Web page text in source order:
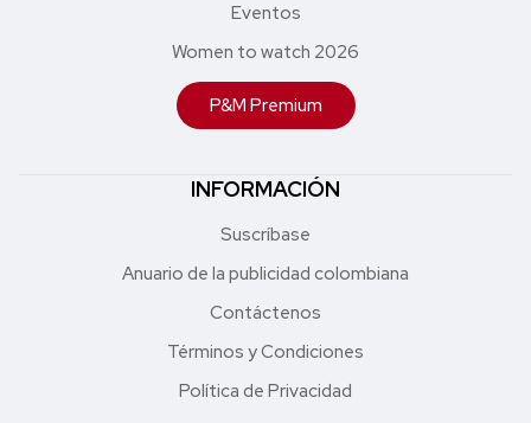
Eventos
Women to watch 2026
P&M Premium
INFORMACIÓN
Suscríbase
Anuario de la publicidad colombiana
Contáctenos
Términos y Condiciones
Política de Privacidad